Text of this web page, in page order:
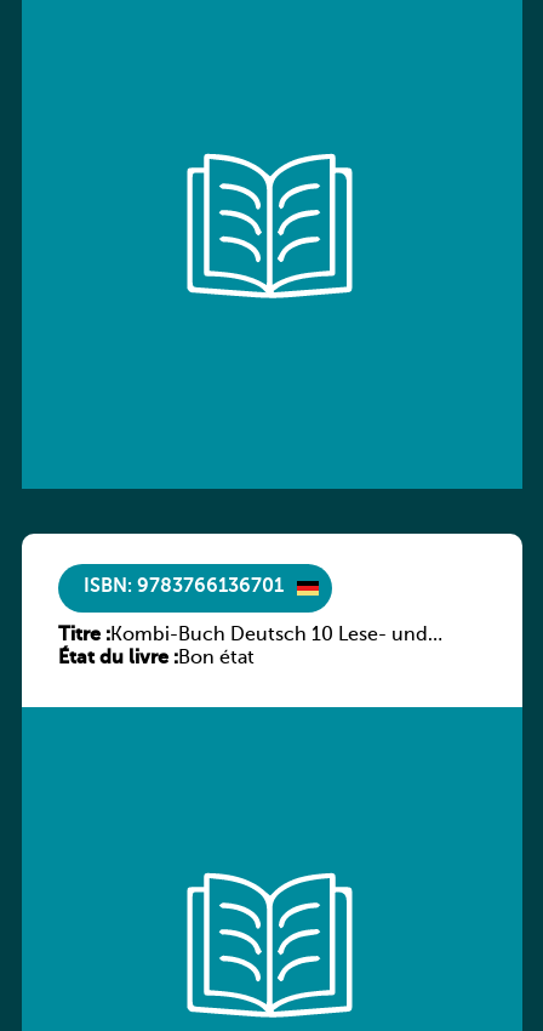
ISBN: 9783766136701
Titre :Kombi-Buch Deutsch 10 Lese- und
Sprachbuch
État du livre :Bon état